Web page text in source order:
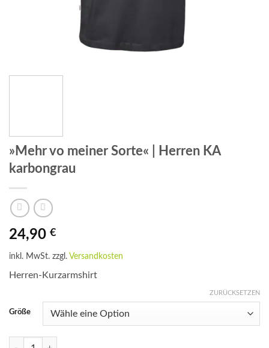
»Mehr vo meiner Sorte« | Herren KA
karbongrau
24,90 €
inkl. MwSt. zzgl. Versandkosten
Herren-Kurzarmshirt
Größe
ZURÜCKSETZEN
»Mehr vo meiner Sorte« | Herren KA karbongrau Menge